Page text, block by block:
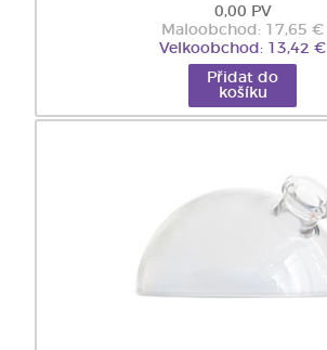
0,00 PV
Maloobchod: 17,65 €
Velkoobchod: 13,42 €
Přidat do
košíku